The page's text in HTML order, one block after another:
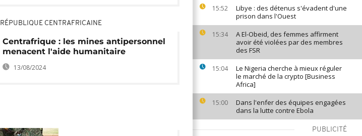
15:52
Libye : des détenus s'évadent d'une
prison dans l'Ouest
15:34
A El-Obeid, des femmes affirment
avoir été violées par des membres
des FSR
15:04
Le Nigeria cherche à mieux réguler
le marché de la crypto [Business
Africa]
15:00
Dans l'enfer des équipes engagées
dans la lutte contre Ebola
PUBLICITÉ
RÉPUBLIQUE CENTRAFRICAINE
Centrafrique : les mines antipersonnel
menacent l'aide humanitaire
13/08/2024